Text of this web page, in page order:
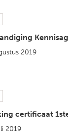
2019
certificaat
2019